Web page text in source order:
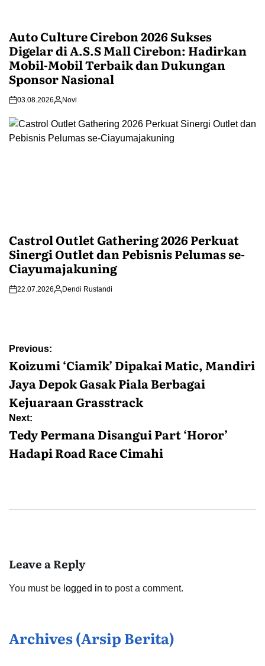
Auto Culture Cirebon 2026 Sukses
Digelar di A.S.S Mall Cirebon: Hadirkan
Mobil-Mobil Terbaik dan Dukungan
Sponsor Nasional
03.08.2026 Novi
Castrol Outlet Gathering 2026 Perkuat
Sinergi Outlet dan Pebisnis Pelumas se-
Ciayumajakuning
22.07.2026 Dendi Rustandi
Post
navigation
Previous:
Koizumi ‘Ciamik’ Dipakai Matic, Mandiri
Jaya Depok Gasak Piala Berbagai
Kejuaraan Grasstrack
Next:
Tedy Permana Disangui Part ‘Horor’
Hadapi Road Race Cimahi
Leave a Reply
You must be logged in to post a comment.
Archives (Arsip Berita)